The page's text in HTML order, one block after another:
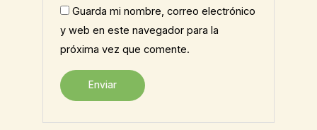
Guarda mi nombre, correo electrónico
y web en este navegador para la
próxima vez que comente.